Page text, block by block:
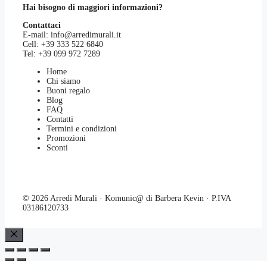
Hai bisogno di maggiori informazioni?
Contattaci
E-mail: info@arredimurali.it
Cell: +39 333 522 6840
Tel: +39 099 972 7289
Home
Chi siamo
Buoni regalo
Blog
FAQ
Contatti
Termini e condizioni
Promozioni
Sconti
© 2026 Arredi Murali · Komunic@ di Barbera Kevin · P.IVA
03186120733
Chiudi